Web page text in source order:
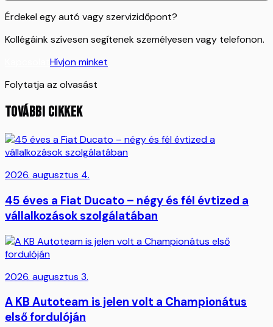
Érdekel egy autó vagy szervizidőpont?
Kollégáink szívesen segítenek személyesen vagy telefonon.
Hívjon minket
Folytatja az olvasást
TOVÁBBI CIKKEK
2026. augusztus 4.
45 éves a Fiat Ducato – négy és fél évtized a
vállalkozások szolgálatában
2026. augusztus 3.
A KB Autoteam is jelen volt a Championátus
első fordulóján